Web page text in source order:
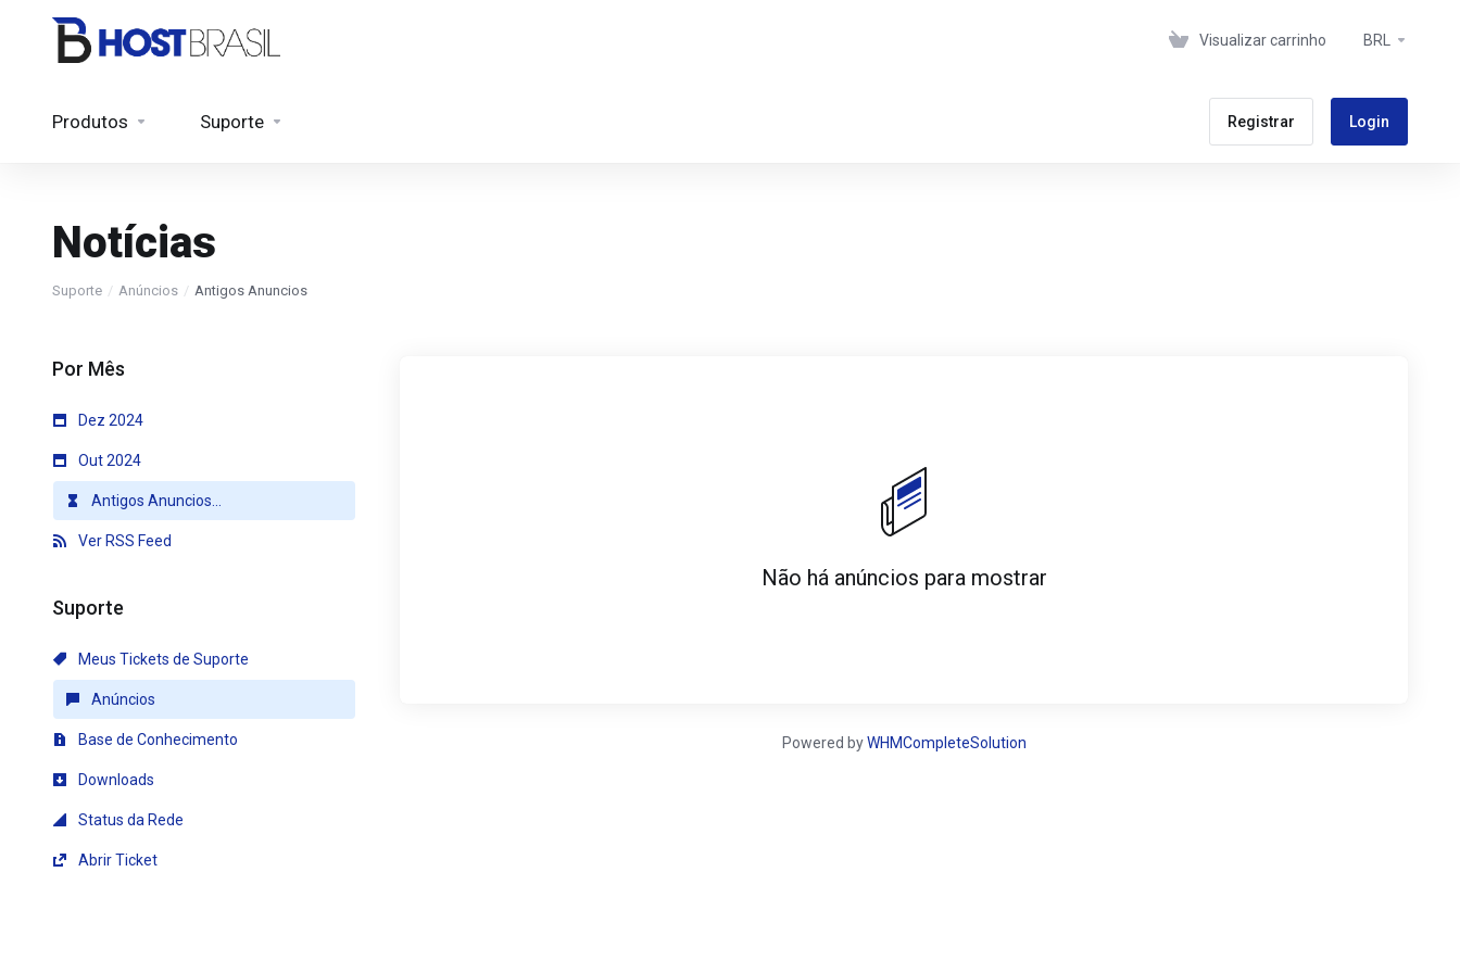
Visualizar carrinho BRL
Produtos Suporte Registrar Login
Notícias
Suporte Anúncios Antigos Anuncios
Por Mês
Dez 2024
Out 2024
Antigos Anuncios...
Ver RSS Feed
Suporte
Meus Tickets de Suporte
Anúncios
Base de Conhecimento
Downloads
Status da Rede
Abrir Ticket
Não há anúncios para mostrar
Powered byWHMCompleteSolution